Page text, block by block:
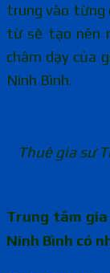
trung vào từng
từ sẽ tạo nên
châm dạy của
Ninh Bình.
Thuê gia sư
Trung tâm
Ninh Bình có